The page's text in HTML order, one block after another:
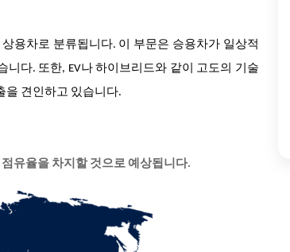
용차로 분류됩니다. 이 부문은 승용차가 일상적
다. 또한, EV나 하이브리드와 같이 고도의 기술
을 견인하고 있습니다.
유율을 차지할 것으로 예상됩니다.